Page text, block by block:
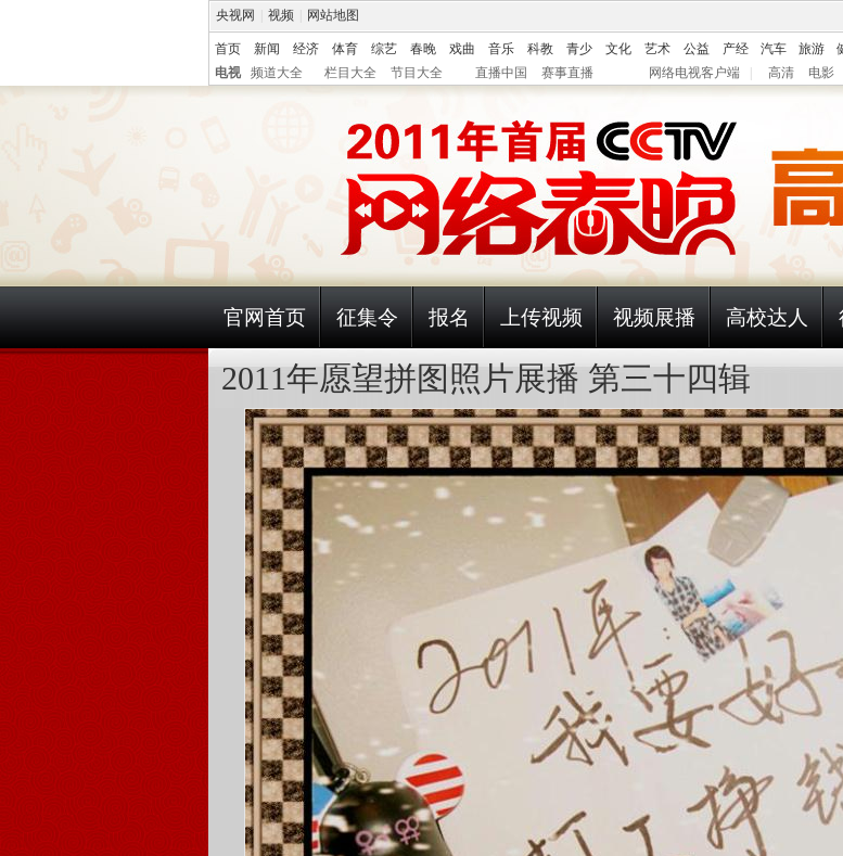
央视网 视频 网站地图
首页 新闻 经济 体育 综艺 春晚 戏曲 音乐 科教 青少 文化 艺术 公益 产经 汽车 旅游
电视
频道大全 栏目大全 节目大全 直播中国 赛事直播 网络电视客户端 高清 电影
官网首页 征集令 报名 上传视频 视频展播 高校达人
2011年愿望拼图照片展播 第三十四辑